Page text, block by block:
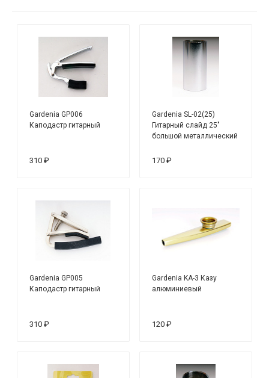
Gardenia GP006
Каподастр гитарный
310 ₽
Gardenia SL-02(25)
Гитарный слайд 25"
большой металлический
170 ₽
Gardenia GP005
Каподастр гитарный
310 ₽
Gardenia KA-3 Казу
алюминиевый
120 ₽